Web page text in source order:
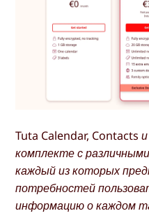
Tuta Calendar, Contacts
комплекте с
каждый из которых
потребностей
информацию о каждом